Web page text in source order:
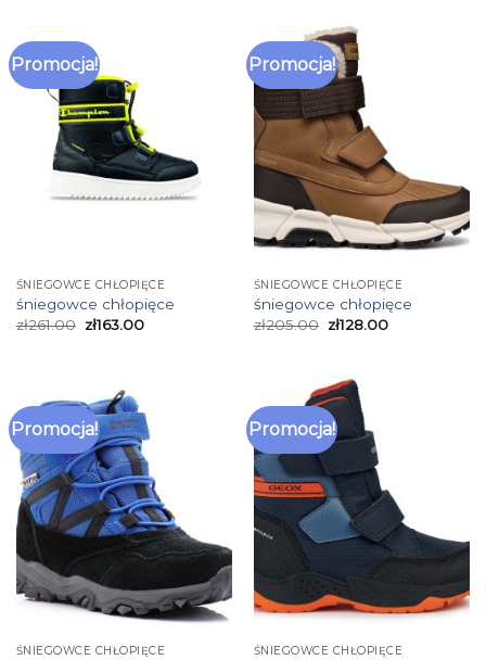
Promocja!
ŚNIEGOWCE CHŁOPIĘCE
śniegowce chłopięce
zł261.00 zł163.00
Promocja!
ŚNIEGOWCE CHŁOPIĘCE
śniegowce chłopięce
zł205.00 zł128.00
Promocja!
ŚNIEGOWCE CHŁOPIĘCE
Promocja!
ŚNIEGOWCE CHŁOPIĘCE